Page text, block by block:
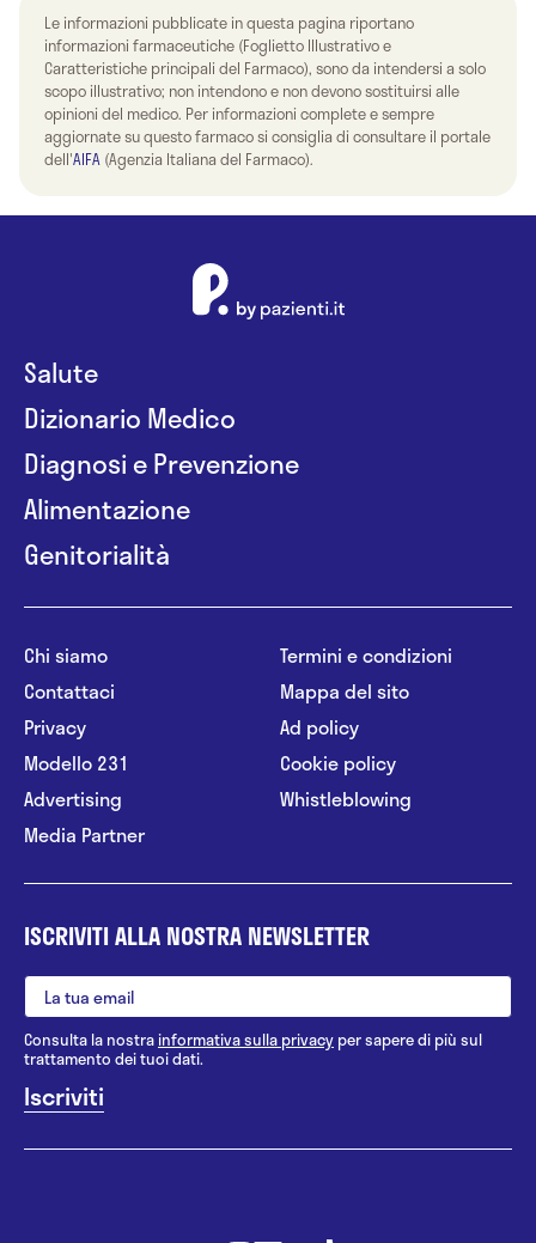
Le informazioni pubblicate in questa pagina riportano
informazioni farmaceutiche (Foglietto Illustrativo e
Caratteristiche principali del Farmaco), sono da intendersi a solo
scopo illustrativo; non intendono e non devono sostituirsi alle
opinioni del medico. Per informazioni complete e sempre
aggiornate su questo farmaco si consiglia di consultare il portale
dell'AIFA (Agenzia Italiana del Farmaco).
Salute
Dizionario Medico
Diagnosi e Prevenzione
Alimentazione
Genitorialità
Chi siamo
Contattaci
Privacy
Modello 231
Advertising
Media Partner
Termini e condizioni
Mappa del sito
Ad policy
Cookie policy
Whistleblowing
ISCRIVITI ALLA NOSTRA NEWSLETTER
Consulta la nostrainformativa sulla privacy per sapere di più sul
trattamento dei tuoi dati.